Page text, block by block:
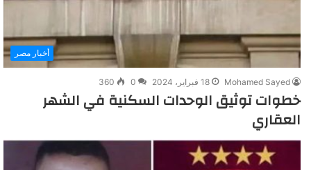
أخبار مصر
Mohamed Sayed 18 فبراير، 2024 0
360
خطوات توثيق الوحدات السكنية في الشهر
العقاري